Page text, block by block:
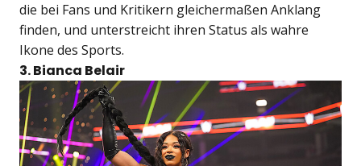
die bei Fans und Kritikern gleichermaßen Anklang
finden, und unterstreicht ihren Status als wahre
Ikone des Sports.
3. Bianca Belair